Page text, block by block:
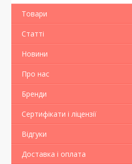
Товари
Статті
Новини
Про нас
Бренди
Сертифікати і ліцензії
Відгуки
Доставка і оплата